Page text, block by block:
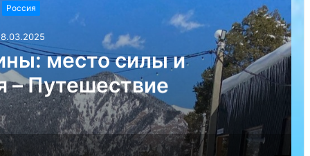
Россия
место силы и
– Путешествие